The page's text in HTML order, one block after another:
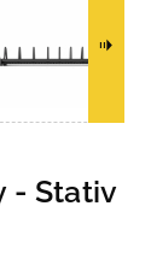
- Stativ